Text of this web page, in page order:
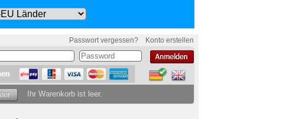
Passwort vergessen? Konto erstellen
Ihr Warenkorb ist leer.